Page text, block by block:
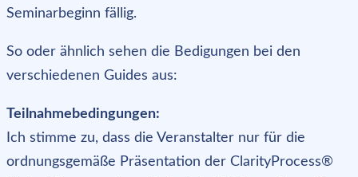
Seminarbeginn fällig.
So oder ähnlich sehen die Bedigungen bei den
verschiedenen Guides aus:
Teilnahmebedingungen:
Ich stimme zu, dass die Veranstalter nur für die
ordnungsgemäße Präsentation der ClarityProcess®